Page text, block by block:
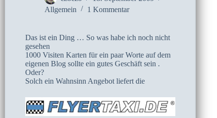
Allgemein
1 Kommentar
Das ist ein Ding … So was habe ich noch nicht
gesehen
1000 Visiten Karten für ein paar Worte auf dem
eigenen Blog sollte ein gutes Geschäft sein .
Oder?
Solch ein Wahnsinn Angebot liefert die